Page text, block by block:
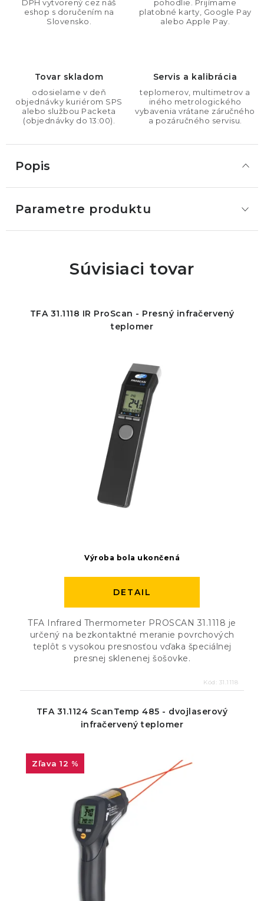
DPH vytvorený cez náš
eshop s doručením na
Slovensko.
pohodlie. Prijímame
platobné karty, Google Pay
alebo Apple Pay.
Tovar skladom
odosielame v deň
objednávky kuriérom SPS
alebo službou Packeta
(objednávky do 13:00).
Servis a kalibrácia
teplomerov, multimetrov a
iného metrologického
vybavenia vrátane záručného
a pozáručného servisu.
Popis
Parametre produktu
Súvisiaci tovar
TFA 31.1118 IR ProScan - Presný infračervený
teplomer
Výroba bola ukončená
DETAIL
TFA Infrared Thermometer PROSCAN 31.1118 je
určený na bezkontaktné meranie povrchových
teplôt s vysokou presnosťou vďaka špeciálnej
presnej sklenenej šošovke.
Kód: 31.1118
TFA 31.1124 ScanTemp 485 - dvojlaserový
infračervený teplomer
12 %